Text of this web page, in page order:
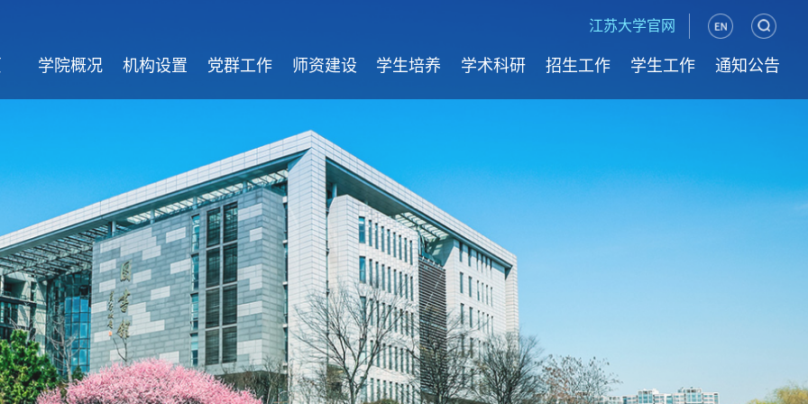
江苏大学官网
学院概况 机构设置 党群工作 师资建设 学生培养 学术科研 招生工作 学生工作 通知公告